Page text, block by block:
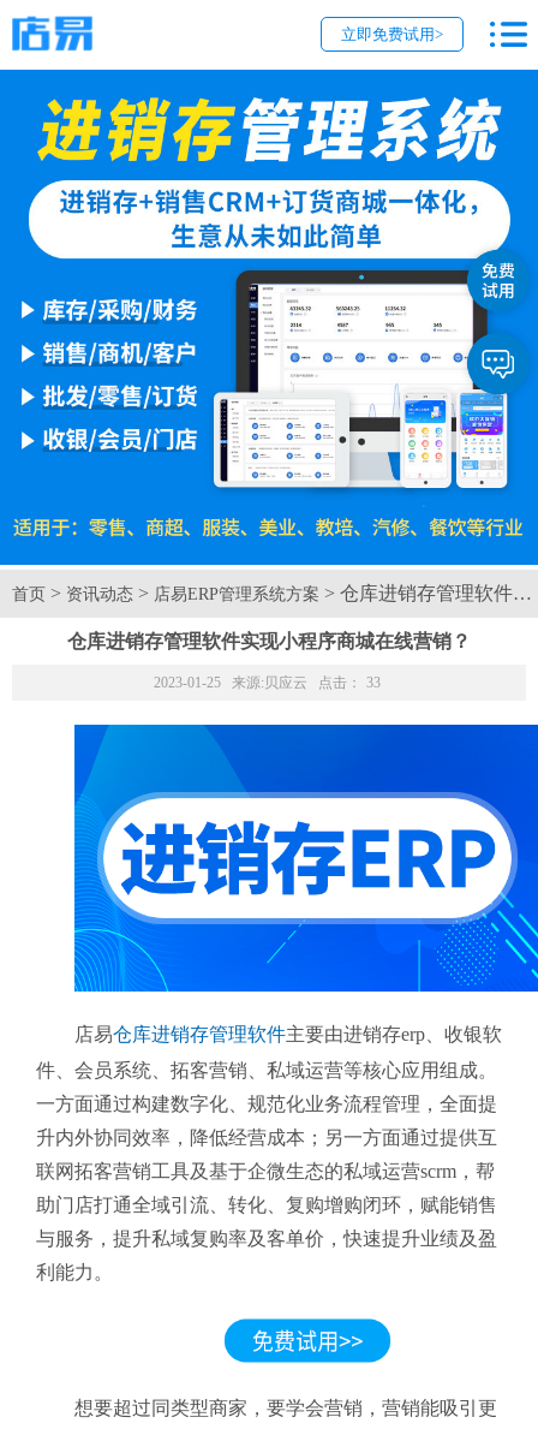
立即免费试用>
首页 > 资讯动态 > 店易ERP管理系统方案 > 仓库进销存管理软件
仓库进销存管理软件实现小程序商城在线营销？
2023-01-25 来源: 贝应云 点击： 33
店易仓库进销存管理软件主要由进销存erp、收银软
件、会员系统、拓客营销、私域运营等核心应用组成。
一方面通过构建数字化、规范化业务流程管理，全面提
升内外协同效率，降低经营成本；另一方面通过提供互
联网拓客营销工具及基于企微生态的私域运营scrm，帮
助门店打通全域引流、转化、复购增购闭环，赋能销售
与服务，提升私域复购率及客单价，快速提升业绩及盈
利能力。
想要超过同类型商家，要学会营销，营销能吸引更